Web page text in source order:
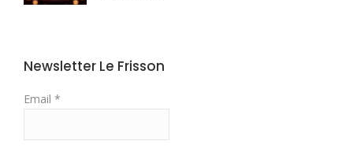
Newsletter Le Frisson
Email *